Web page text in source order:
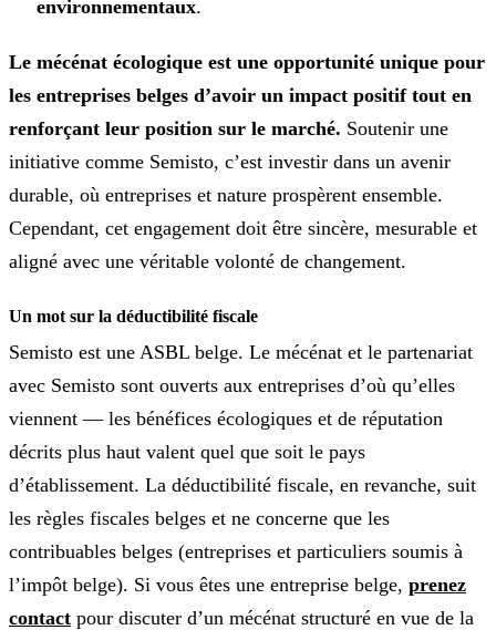
environnementaux.
Le mécénat écologique est une opportunité unique pour
les entreprises belges d’avoir un impact positif tout en
renforçant leur position sur le marché. Soutenir une
initiative comme Semisto, c’est investir dans un avenir
durable, où entreprises et nature prospèrent ensemble.
Cependant, cet engagement doit être sincère, mesurable et
aligné avec une véritable volonté de changement.
Un mot sur la déductibilité fiscale
Semisto est une ASBL belge. Le mécénat et le partenariat
avec Semisto sont ouverts aux entreprises d’où qu’elles
viennent — les bénéfices écologiques et de réputation
décrits plus haut valent quel que soit le pays
d’établissement. La déductibilité fiscale, en revanche, suit
les règles fiscales belges et ne concerne que les
contribuables belges (entreprises et particuliers soumis à
l’impôt belge). Si vous êtes une entreprise belge, prenez
contact pour discuter d’un mécénat structuré en vue de la